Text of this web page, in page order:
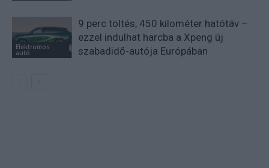
Elektromos
autó
9 perc töltés, 450 kilométer hatótáv –
ezzel indulhat harcba a Xpeng új
szabadidő-autója Európában